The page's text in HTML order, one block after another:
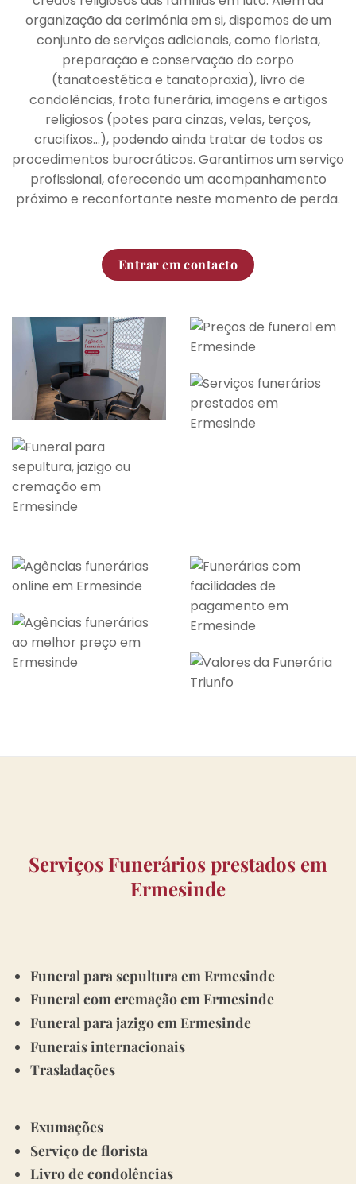
organização da cerimónia em si, dispomos de um
conjunto de serviços adicionais, como florista,
preparação e conservação do corpo
(tanatoestética e tanatopraxia), livro de
condolências, frota funerária, imagens e artigos
religiosos (potes para cinzas, velas, terços,
crucifixos…), podendo ainda tratar de todos os
procedimentos burocráticos. Garantimos um serviço
profissional, oferecendo um acompanhamento
próximo e reconfortante neste momento de perda.
Entrar em contacto
Serviços Funerários prestados em
Ermesinde
Funeral para sepultura em Ermesinde
Funeral com cremação em Ermesinde
Funeral para jazigo em Ermesinde
Funerais internacionais
Trasladações
Exumações
Serviço de florista
Livro de condolências